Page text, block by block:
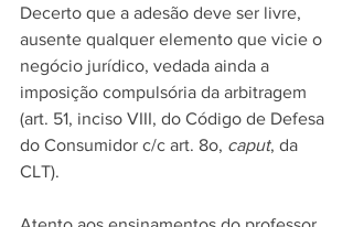
Decerto que a adesão deve ser livre,
ausente qualquer elemento que vicie o
negócio jurídico, vedada ainda a
imposição compulsória da arbitragem
(art. 51, inciso VIII, do Código de Defesa
do Consumidor c/c art. 8o, caput, da
CLT).